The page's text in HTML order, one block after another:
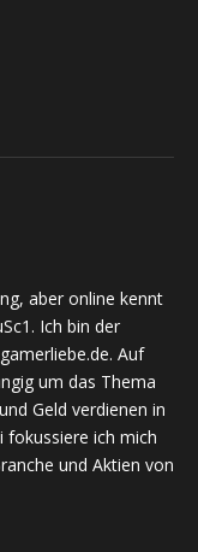
aber online kennt
Ich bin der
Auf
um das Thema
Geld verdienen in
fokussiere ich mich
und Aktien von